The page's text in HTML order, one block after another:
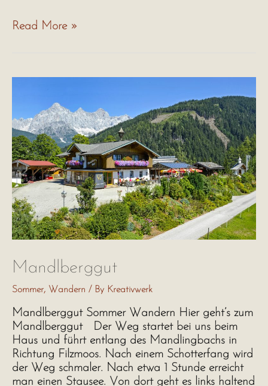
Wildpark
Read More »
Mandlberggut
Sommer, Wandern / By Kreativwerk
Mandlberggut Sommer Wandern Hier geht’s zum
Mandlberggut Der Weg startet bei uns beim
Haus und führt entlang des Mandlingbachs in
Richtung Filzmoos. Nach einem Schotterfang wird
der Weg schmaler. Nach etwa 1 Stunde erreicht
man einen Stausee. Von dort geht es links haltend